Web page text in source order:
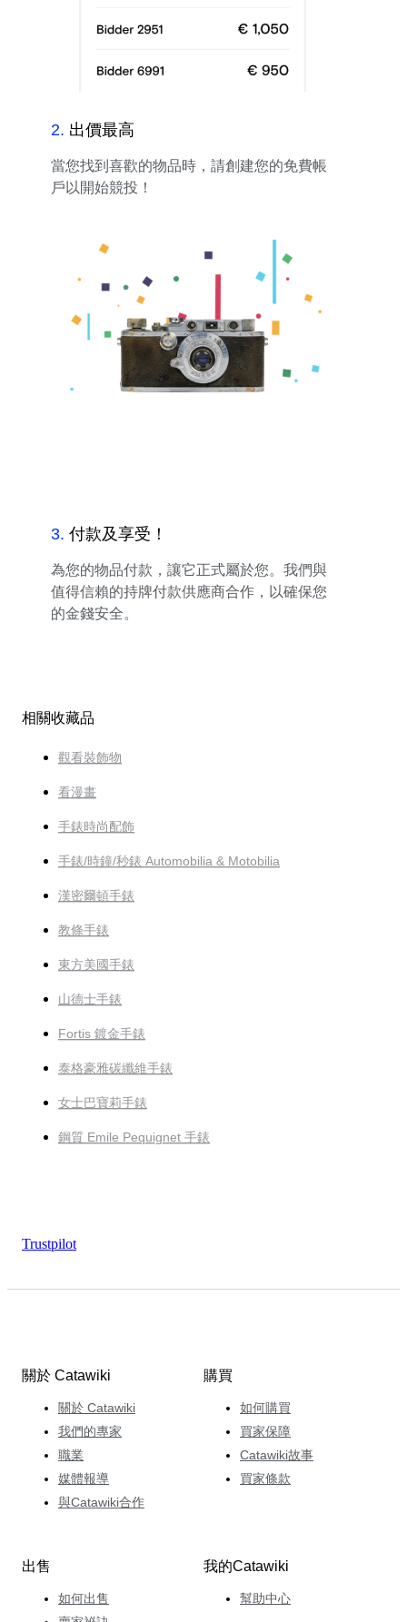
2. 出價最高
當您找到喜歡的物品時，請創建您的免費帳
戶以開始競投！
3. 付款及享受！
為您的物品付款，讓它正式屬於您。我們與
值得信賴的持牌付款供應商合作，以確保您
的金錢安全。
相關收藏品
觀看裝飾物
看漫畫
手錶時尚配飾
手錶/時鐘/秒錶 Automobilia & Motobilia
漢密爾頓手錶
教條手錶
東方美國手錶
山德士手錶
Fortis 鍍金手錶
泰格豪雅碳纖維手錶
女士巴寶莉手錶
鋼質 Emile Pequignet 手錶
Trustpilot
關於 Catawiki
關於 Catawiki
我們的專家
職業
媒體報導
與Catawiki合作
購買
如何購買
買家保障
Catawiki故事
買家條款
出售
如何出售
我的Catawiki
幫助中心